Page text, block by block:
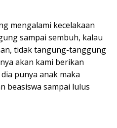
mengalami kecelakaan
sampai sembuh, kalau
tidak tangung-tanggung
akan kami berikan
punya anak maka
beasiswa sampai lulus